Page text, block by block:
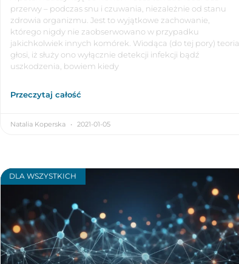
przerwy – podczas snu i czuwania, niezależnie od stanu
zdrowia organizmu. Jest to wyjątkowe zachowanie,
którego nigdy nie zaobserwowano w przypadku
jakichkolwiek innych komórek. Wiodąca (do tej pory) teoria
głosi, iż służy ono wyłącznie detekcji infekcji bądź
uszkodzenia, bowiem kiedy
Przeczytaj całość
Natalia Koperska 2021-01-05
DLA WSZYSTKICH